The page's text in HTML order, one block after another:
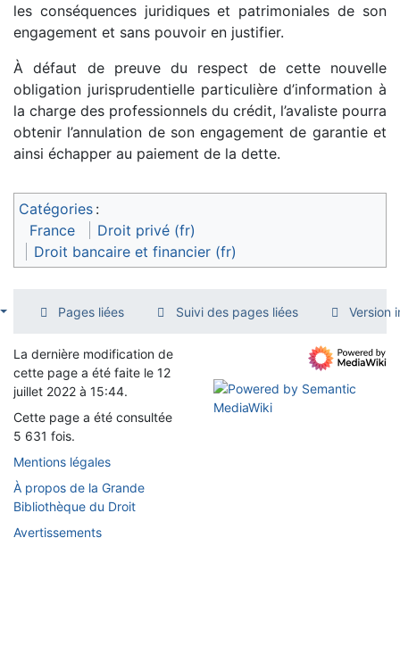
les conséquences juridiques et patrimoniales de son
engagement et sans pouvoir en justifier.
À défaut de preuve du respect de cette nouvelle
obligation jurisprudentielle particulière d’information à
la charge des professionnels du crédit, l’avaliste pourra
obtenir l’annulation de son engagement de garantie et
ainsi échapper au paiement de la dette.
Catégories :
France
Droit privé (fr)
Droit bancaire et financier (fr)
Pages liées Suivi des pages liées Version
La dernière modification de
cette page a été faite le 12
juillet 2022 à 15:44.
Cette page a été consultée
5 631 fois.
Mentions légales
À propos de la Grande
Bibliothèque du Droit
Avertissements